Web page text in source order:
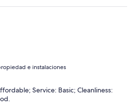
e instalaciones
Service: Basic; Cleanliness: